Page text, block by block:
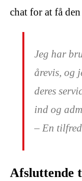
chat for at få
Jeg har
årevis, og
deres
ind og
– En
Afsluttende